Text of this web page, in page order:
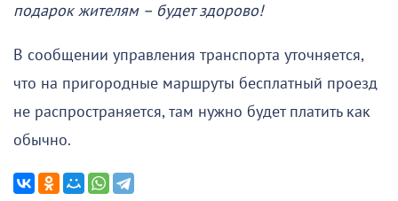
подарок жителям – будет здорово!
В сообщении управления транспорта уточняется,
что на пригородные маршруты бесплатный проезд
не распространяется, там нужно будет платить как
обычно.